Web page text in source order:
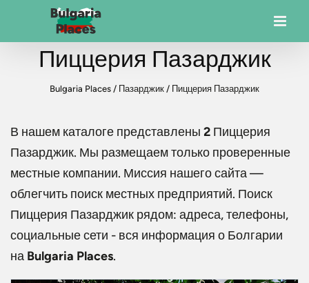
Пиццерия Пазарджик
Bulgaria Places / Пазарджик / Пиццерия Пазарджик
В нашем каталоге представлены 2 Пиццерия
Пазарджик. Мы размещаем только проверенные
местные компании. Миссия нашего сайта —
облегчить поиск местных предприятий. Поиск
Пиццерия Пазарджик рядом: адреса, телефоны,
социальные сети - вся информация о Болгарии
на Bulgaria Places.